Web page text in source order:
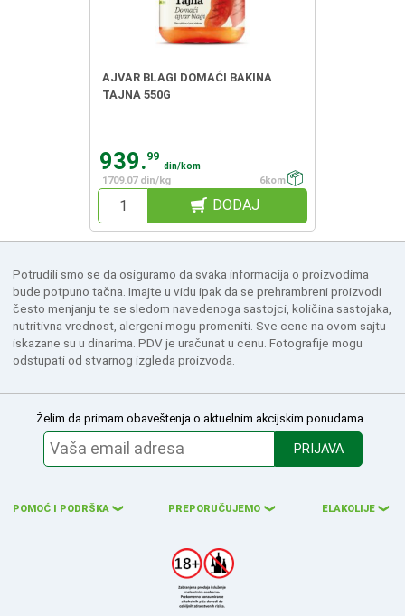
AJVAR BLAGI DOMAĆI BAKINA
TAJNA 550G
939.99
din/kom
1709.07 din/kg
6kom
DODAJ
Potrudili smo se da osiguramo da svaka informacija o proizvodima
bude potpuno tačna. Imajte u vidu ipak da se prehrambreni proizvodi
često menjanju te se sledom navedenoga sastojci, količina sastojaka,
nutritivna vrednost, alergeni mogu promeniti. Sve cene na ovom sajtu
iskazane su u dinarima. PDV je uračunat u cenu. Fotografije mogu
odstupati od stvarnog izgleda proizvoda.
Želim da primam obaveštenja o aktuelnim akcijskim ponudama
PRIJAVA
POMOĆ I PODRŠKA ❮ PREPORUČUJEMO ❮ ELAKOLIJE ❮